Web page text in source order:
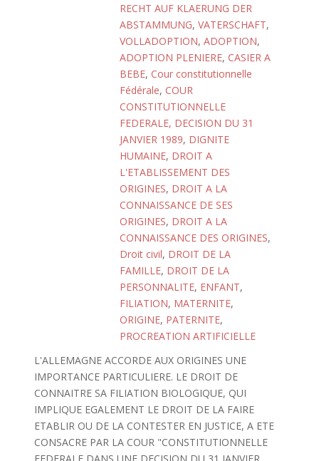
RECHT AUF KLAERUNG DER
ABSTAMMUNG, VATERSCHAFT,
VOLLADOPTION, ADOPTION,
ADOPTION PLENIERE, CASIER A
BEBE, Cour constitutionnelle
Fédérale, COUR
CONSTITUTIONNELLE
FEDERALE, DECISION DU 31
JANVIER 1989, DIGNITE
HUMAINE, DROIT A
L'ETABLISSEMENT DES
ORIGINES, DROIT A LA
CONNAISSANCE DE SES
ORIGINES, DROIT A LA
CONNAISSANCE DES ORIGINES,
Droit civil, DROIT DE LA
FAMILLE, DROIT DE LA
PERSONNALITE, ENFANT,
FILIATION, MATERNITE,
ORIGINE, PATERNITE,
PROCREATION ARTIFICIELLE
L'ALLEMAGNE ACCORDE AUX ORIGINES UNE
IMPORTANCE PARTICULIERE. LE DROIT DE
CONNAITRE SA FILIATION BIOLOGIQUE, QUI
IMPLIQUE EGALEMENT LE DROIT DE LA FAIRE
ETABLIR OU DE LA CONTESTER EN JUSTICE, A ETE
CONSACRE PAR LA COUR "CONSTITUTIONNELLE